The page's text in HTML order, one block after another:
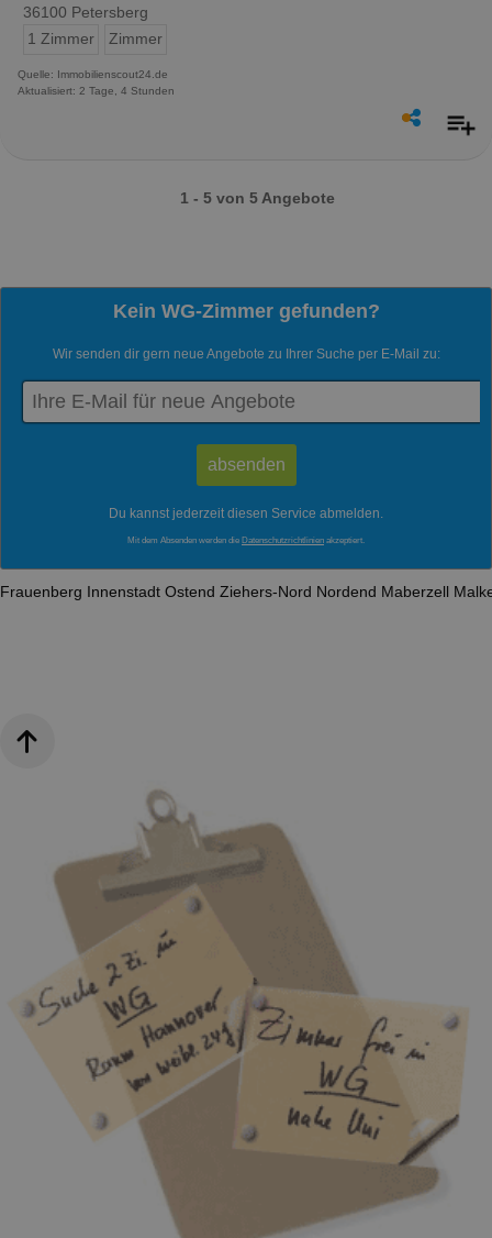
36100 Petersberg
1 Zimmer
Zimmer
Quelle: Immobilienscout24.de
Aktualisiert: 2 Tage, 4 Stunden
1 - 5 von 5 Angebote
Kein WG-Zimmer gefunden?
Wir senden dir gern neue Angebote zu Ihrer Suche per E-Mail zu:
Du kannst jederzeit diesen Service abmelden.
Mit dem Absenden werden die Datenschutzrichtlinien akzeptiert.
Frauenberg Innenstadt Ostend Ziehers-Nord Nordend Maberzell